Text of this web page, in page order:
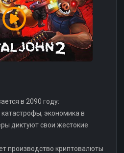
в 2090 году:
экономика в
диктуют свои жестокие
производство криптовалюты